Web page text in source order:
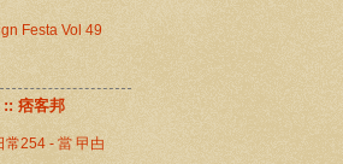
Festa Vol 49
痞客邦
常254 - 當 曱甴